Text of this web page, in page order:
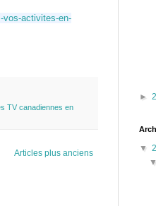
vos-activites-en-
TV canadiennes en
Articles plus anciens
►
▼